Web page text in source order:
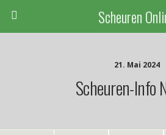
Scheuren
21. Mai 2024
Scheuren-Info